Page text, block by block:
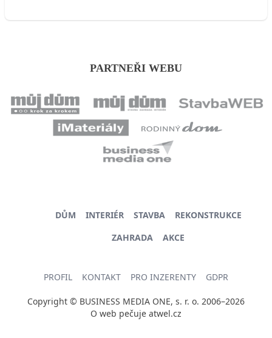
PARTNEŘI WEBU
DŮM INTERIÉR STAVBA
REKONSTRUKCE
ZAHRADA
AKCE
PROFIL KONTAKT PRO INZERENTY GDPR
Copyright © BUSINESS MEDIA ONE, s. r. o. 2006–2026